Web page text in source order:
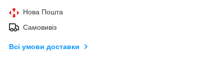
Нова Пошта
Самовивіз
Всі умови доставки